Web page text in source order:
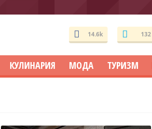
14.6k 132
КУЛИНАРИЯ МОДА ТУРИЗМ